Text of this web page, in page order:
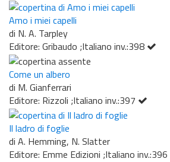
Amo i miei capelli
di N. A. Tarpley
Editore: Gribaudo ;Italiano inv.:398
Come un albero
di M. Gianferrari
Editore: Rizzoli ;Italiano inv.:397
Il ladro di foglie
di A. Hemming, N. Slatter
Editore: Emme Edizioni ;Italiano inv.:396